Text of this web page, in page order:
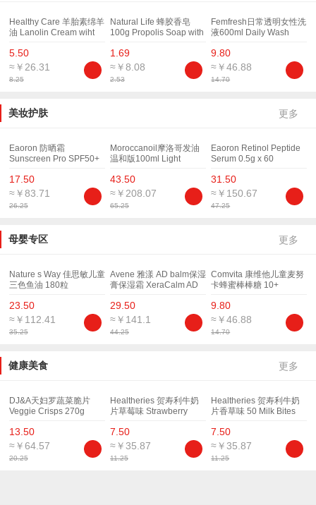
Healthy Care 羊胎素绵羊
油 Lanolin Cream wiht
5.50
≈￥26.31
8.25
Natural Life 蜂胶香皂
100g Propolis Soap with
and Manuka Honey
1.69
≈￥8.08
2.53
Femfresh日常透明女性洗
液600ml Daily Wash
9.80
≈￥46.88
14.70
美妆护肤 更多
Eaoron 防晒霜
Sunscreen Pro SPF50+
17.50
≈￥83.71
26.25
Moroccanoil摩洛哥发油
温和版100ml Light
43.50
≈￥208.07
65.25
Eaoron Retinol Peptide
Serum 0.5g x 60
白白丸60粒装
31.50
≈￥150.67
47.25
母婴专区 更多
Nature s Way 佳思敏儿童
三色鱼油 180粒
23.50
≈￥112.41
35.25
Avene 雅漾 AD balm保湿
膏保湿霜 XeraCalm AD
400ml
29.50
≈￥141.1
44.25
Comvita 康维他儿童麦努
卡蜂蜜棒棒糖 10+
pops 112.5g
9.80
≈￥46.88
14.70
健康美食 更多
DJ&A天妇罗蔬菜脆片
Veggie Crisps 270g
13.50
≈￥64.57
20.25
Healtheries 贺寿利牛奶
片草莓味 Strawberry
7.50
≈￥35.87
11.25
Healtheries 贺寿利牛奶
片香草味 50 Milk Bites
7.50
≈￥35.87
11.25